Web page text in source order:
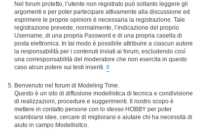
Nel forum protetto, l’utente non registrato può soltanto leggere gli
argomenti e per poter partecipare attivamente alla discussione ed
esprimere le proprie opinioni è necessaria la registrazione. Tale
registrazione prevede, normalmente, l’indicazione del proprio
Username, di una propria Password e di una propria casella di
posta elettronica. In tal modo è possibile attribuire a ciascun autore
la responsabilità per i contenuti inviati ai forum, escludendo così
una corresponsabilità del moderatore che non esercita in questo
caso alcun potere sui testi inseriti. #
Benvenuto nel forum di Modeling Time.
Questo è un sito di diffusione modellistica di tecnica e condivisione
di realizzazioni, procedure e suggerimenti. Il nostro scopo è
mettere in contatto persone con lo stesso HOBBY per poter
scambiarsi idee, cercare di migliorarsi e aiutare chi ha necessità di
aiuto in campo Modellisitco.